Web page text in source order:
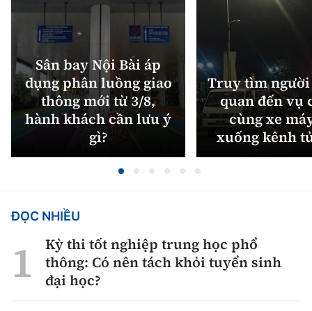
Sân bay Nội Bài áp
dụng phân luồng giao
thông mới từ 3/8,
hành khách cần lưu ý
gì?
Truy tìm
quan đến vụ
cùng xe
xuống kênh
ĐỌC NHIỀU
Kỳ thi tốt nghiệp trung học phổ
thông: Có nên tách khỏi tuyển sinh
đại học?